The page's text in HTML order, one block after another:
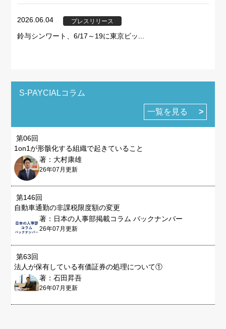
2026.06.04 プレスリリース
鈴与シンワート、6/17～19に東京ビッ...
S-PAYCIALコラム
一覧を見る
第06回
1on1が形骸化する組織で起きていること
著：大村康雄
26年07月更新
第146回
自動車通勤の非課税限度額の変更
著：日本の人事部掲載コラム バックナンバー
26年07月更新
第63回
法人が保有している有価証券の処理について①
著：石田昇吾
26年07月更新